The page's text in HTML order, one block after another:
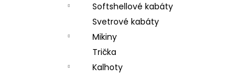
Softshellové kabáty
Svetrové kabáty
Mikiny
Trička
Kalhoty